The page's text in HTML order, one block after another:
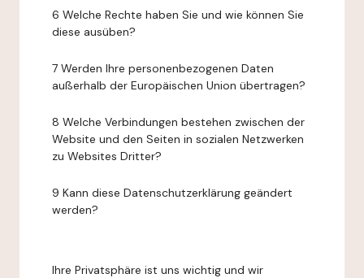
6 Welche Rechte haben Sie und wie können Sie
diese ausüben?
7 Werden Ihre personenbezogenen Daten
außerhalb der Europäischen Union übertragen?
8 Welche Verbindungen bestehen zwischen der
Website und den Seiten in sozialen Netzwerken
zu Websites Dritter?
9 Kann diese Datenschutzerklärung geändert
werden?
Ihre Privatsphäre ist uns wichtig und wir